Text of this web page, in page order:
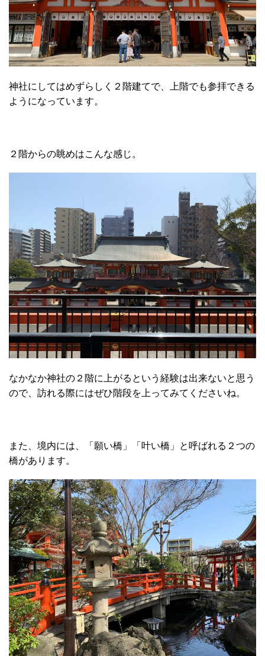
神社にしてはめずらしく２階建てで、上階でも参拝できる
ようになっています。
２階からの眺めはこんな感じ。
なかなか神社の２階に上がるという経験は出来ないと思う
ので、訪れる際にはぜひ階段を上ってみてくださいね。
また、境内には、「願い橋」「叶い橋」と呼ばれる２つの
橋があります。